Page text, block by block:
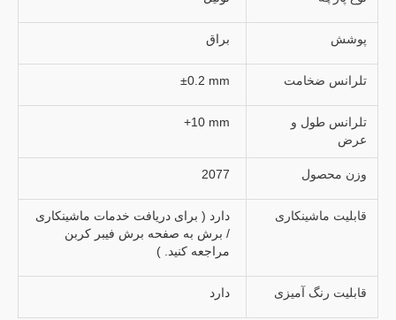
پوشش براق
تلرانس ضخامت ±0.2 mm
تلرانس طول و
عرض
+10 mm
وزن محصول 2077
قابلیت ماشینکاری
دارد ( برای دریافت خدمات ماشینکاری
/ برش به صفحه برش فیبر کربن
مراجعه کنید. )
قابلیت رنگ آمیزی دارد